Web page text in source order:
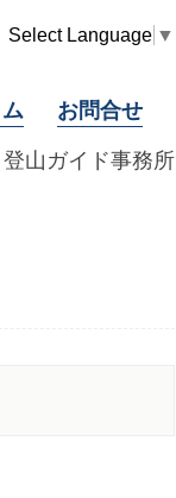
登山ガイド事務所
Select Language ▼
お問合せ